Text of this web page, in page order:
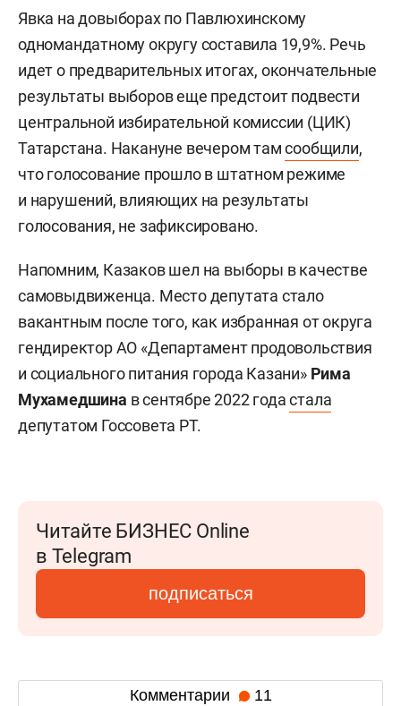
Явка на довыборах по Павлюхинскому
одномандатному округу составила 19,9%. Речь
идет о предварительных итогах, окончательные
результаты выборов еще предстоит подвести
центральной избирательной комиссии (ЦИК)
Татарстана. Накануне вечером тамсообщили,
что голосование прошло в штатном режиме
и нарушений, влияющих на результаты
голосования, не зафиксировано.
Напомним, Казаков шел на выборы в качестве
самовыдвиженца. Место депутата стало
вакантным после того, как избранная от округа
гендиректор АО «Департамент продовольствия
и социального питания города Казани» Рима
Мухамедшина в сентябре 2022 годастала
депутатом Госсовета РТ.
Читайте БИЗНЕС Online
в Telegram
подписаться
Комментарии 11